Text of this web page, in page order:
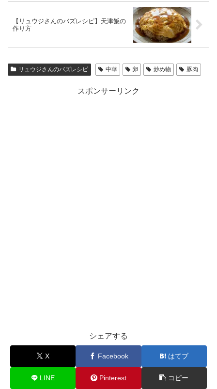
【リュウジさんのバズレシピ】天津飯の
作り方
リュウジさんのバズレシピ 中華 卵 炒め物 豚肉
スポンサーリンク
シェアする
X Facebook はてブ
LINE Pinterest コピー